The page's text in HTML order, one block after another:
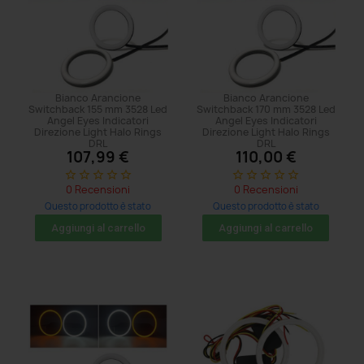
Bianco Arancione
Switchback 155 mm 3528 Led
Angel Eyes Indicatori
Direzione Light Halo Rings
DRL
107,99 €
star_border star_border star_border star_border star_border
0 Recensioni
Questo prodotto è stato
acquistato: 8 volte
Aggiungi al carrello
Bianco Arancione
Switchback 170 mm 3528 Led
Angel Eyes Indicatori
Direzione Light Halo Rings
DRL
110,00 €
star_border star_border star_border star_border star_border
0 Recensioni
Questo prodotto è stato
acquistato: 5 volte
Aggiungi al carrello